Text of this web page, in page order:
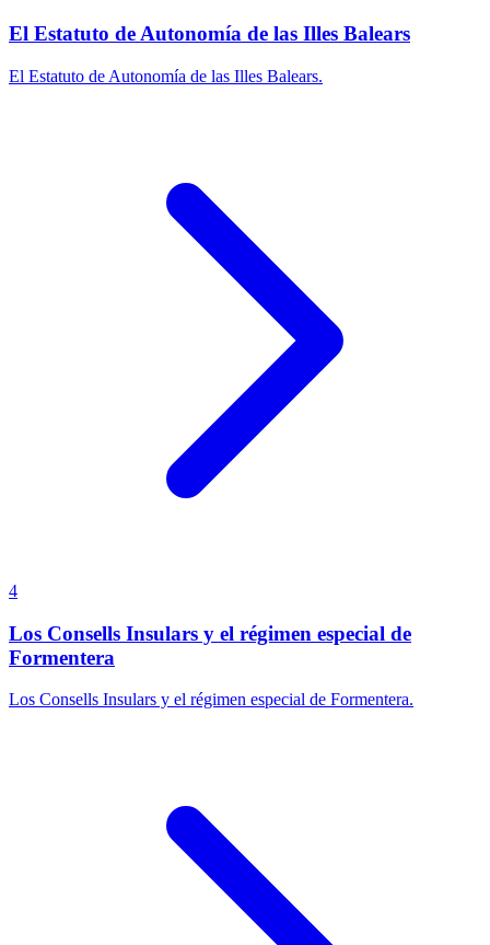
El Estatuto de Autonomía de las Illes Balears
El Estatuto de Autonomía de las Illes Balears.
4
Los Consells Insulars y el régimen especial de
Formentera
Los Consells Insulars y el régimen especial de Formentera.